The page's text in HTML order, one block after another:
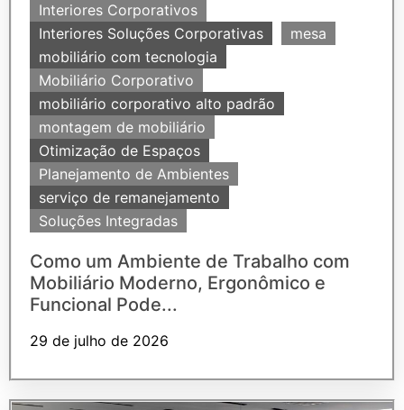
Interiores Corporativos
Interiores Soluções Corporativas
mesa
mobiliário com tecnologia
Mobiliário Corporativo
mobiliário corporativo alto padrão
montagem de mobiliário
Otimização de Espaços
Planejamento de Ambientes
serviço de remanejamento
Soluções Integradas
Como um Ambiente de Trabalho com
Mobiliário Moderno, Ergonômico e
Funcional Pode...
29 de julho de 2026